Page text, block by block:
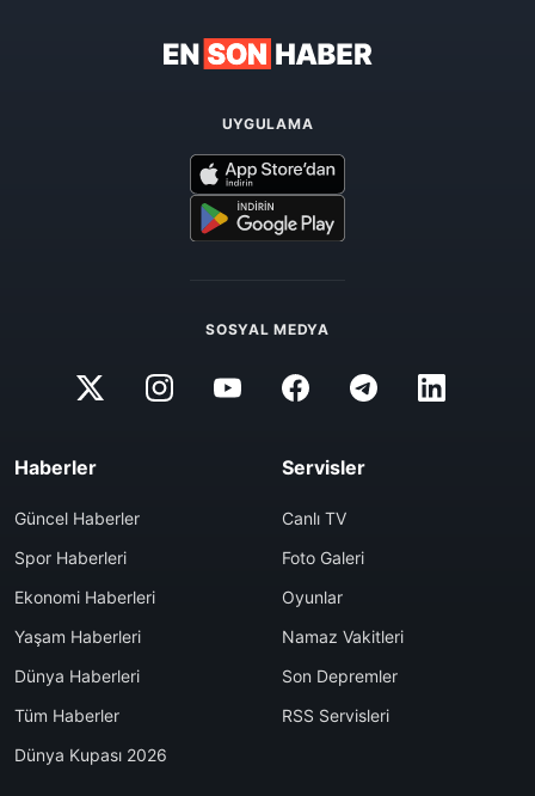
UYGULAMA
SOSYAL MEDYA
Haberler
Güncel Haberler
Spor Haberleri
Ekonomi Haberleri
Yaşam Haberleri
Dünya Haberleri
Tüm Haberler
Dünya Kupası 2026
Servisler
Canlı TV
Foto Galeri
Oyunlar
Namaz Vakitleri
Son Depremler
RSS Servisleri